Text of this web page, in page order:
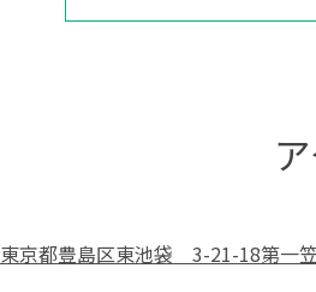
東京都豊島区東池袋 3-21-18第一